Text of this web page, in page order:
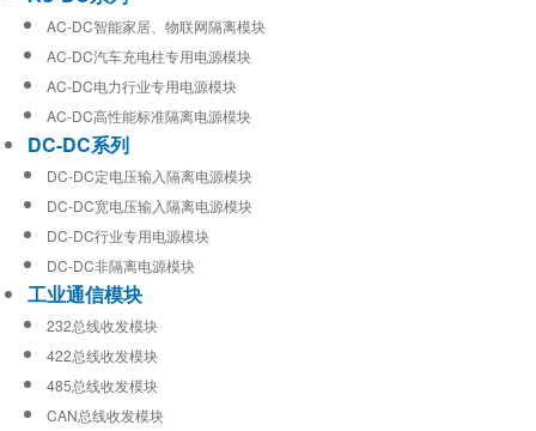
AC-DC智能家居、物联网隔离模块
AC-DC汽车充电柱专用电源模块
AC-DC电力行业专用电源模块
AC-DC高性能标准隔离电源模块
DC-DC系列
DC-DC定电压输入隔离电源模块
DC-DC宽电压输入隔离电源模块
DC-DC行业专用电源模块
DC-DC非隔离电源模块
工业通信模块
232总线收发模块
422总线收发模块
485总线收发模块
CAN总线收发模块